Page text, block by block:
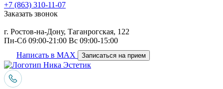
+7 (863) 310-11-07
Заказать звонок
г. Ростов-на-Дону, Таганрогская, 122
Пн-Сб 09:00-21:00 Вс 09:00-15:00
Написать в MAX
Записаться на прием